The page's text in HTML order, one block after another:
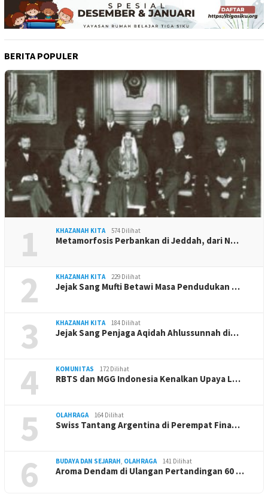
BERITA POPULER
1 KHAZANAH KITA 574 Dilihat
Metamorfosis Perbankan di Jeddah, dari N…
2 KHAZANAH KITA 229 Dilihat
Jejak Sang Mufti Betawi Masa Pendudukan …
3 KHAZANAH KITA 184 Dilihat
Jejak Sang Penjaga Aqidah Ahlussunnah di…
4 KOMUNITAS 172 Dilihat
RBTS dan MGG Indonesia Kenalkan Upaya L…
5 OLAHRAGA 164 Dilihat
Swiss Tantang Argentina di Perempat Fina…
6 BUDAYA DAN SEJARAH OLAHRAGA 141 Dilihat
Aroma Dendam di Ulangan Pertandingan 60 …